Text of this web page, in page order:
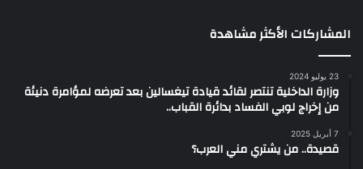
المشاركات الأكثر مشاهدة
23 يوليو 2024
وزارة الداخلية تنتصر لقائد قيادة تيغسالين بعد تعرضه لمؤامرة دنيئة
من إخراج لوبي الفساد بدائرة القباب..
7 أبريل 2025
قصيدة.. من يشتري مني العرب؟